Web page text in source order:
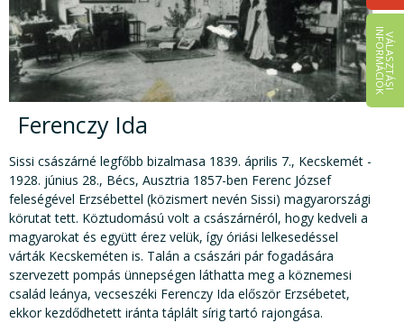
V
Á
L
A
S
Z
T
Á
S
I
IN
F
O
R
M
Á
C
I
Ó
K
Ferenczy Ida
Sissi császárné legfőbb bizalmasa 1839. április 7., Kecskemét -
1928. június 28., Bécs, Ausztria 1857-ben Ferenc József
feleségével Erzsébettel (közismert nevén Sissi) magyarországi
körutat tett. Köztudomású volt a császárnéról, hogy kedveli a
magyarokat és együtt érez velük, így óriási lelkesedéssel
várták Kecskeméten is. Talán a császári pár fogadására
szervezett pompás ünnepségen láthatta meg a köznemesi
család leánya, vecseszéki Ferenczy Ida először Erzsébetet,
ekkor kezdődhetett iránta táplált sírig tartó rajongása.